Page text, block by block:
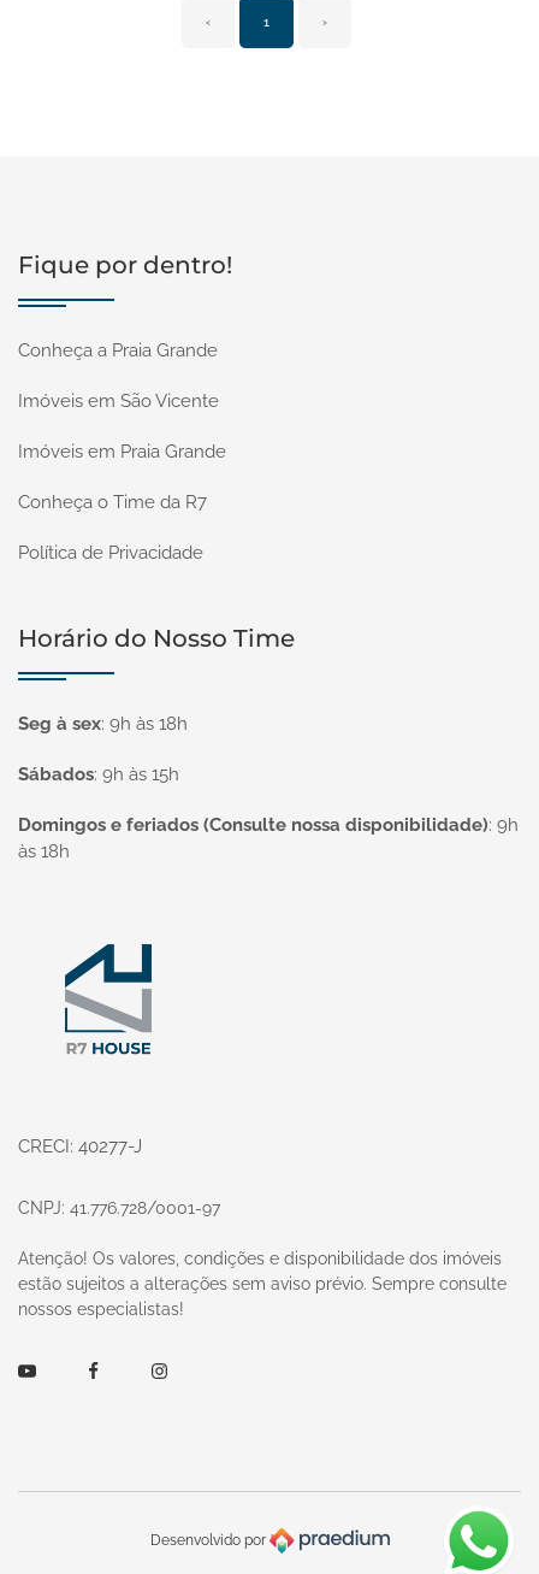
‹ 1 ›
Fique por dentro!
Conheça a Praia Grande
Imóveis em São Vicente
Imóveis em Praia Grande
Conheça o Time da R7
Política de Privacidade
Horário do Nosso Time
Seg à sex: 9h às 18h
Sábados: 9h às 15h
Domingos e feriados (Consulte nossa disponibilidade): 9h
às 18h
CRECI: 40277-J
CNPJ: 41.776.728/0001-97
Atenção! Os valores, condições e disponibilidade dos imóveis
estão sujeitos a alterações sem aviso prévio. Sempre consulte
nossos especialistas!
Youtube FacebookInstagram
Desenvolvido por